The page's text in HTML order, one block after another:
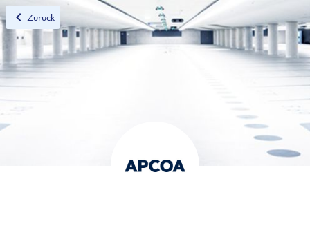
chevron_leftZurück